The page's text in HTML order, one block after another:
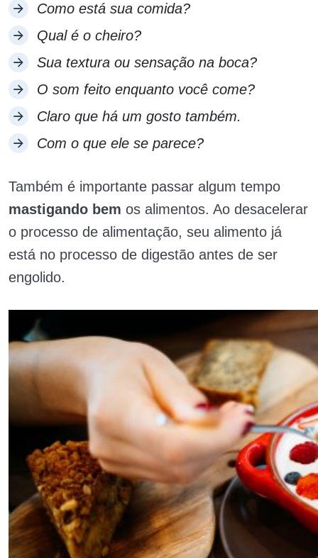
Como está sua comida?
Qual é o cheiro?
Sua textura ou sensação na boca?
O som feito enquanto você come?
Claro que há um gosto também.
Com o que ele se parece?
Também é importante passar algum tempo
mastigando bem os alimentos. Ao desacelerar
o processo de alimentação, seu alimento já
está no processo de digestão antes de ser
engolido.